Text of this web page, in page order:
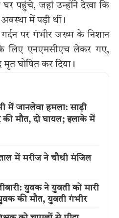
पहुंचे, जहां उन्होंने देखा कि
में पड़ी थीं।
गर्दन पर गंभीर जख्म के निशान
लिए एनएमसीएच लेकर गए,
घोषित कर दिया।
में जानलेवा हमला: साड़ी
की मौत, दो घायल; इलाके में
में मरीज ने चौथी मंजिल
युवक ने युवती को मारी
की मौत, युवती गंभीर